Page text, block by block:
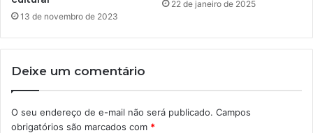
13 de novembro de 2023
22 de janeiro de 2025
Deixe um comentário
O seu endereço de e-mail não será publicado. Campos
obrigatórios são marcados com *